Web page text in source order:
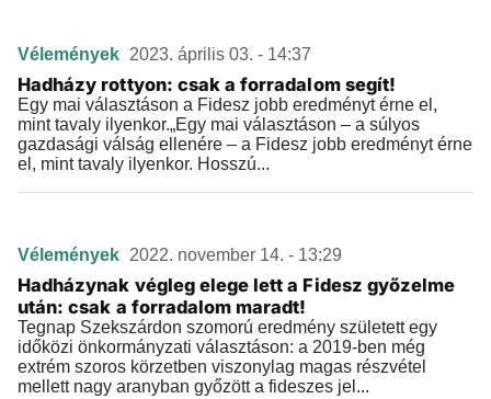
Vélemények 2023. április 03. - 14:37
Hadházy rottyon: csak a forradalom segít!
Egy mai választáson a Fidesz jobb eredményt érne el,
mint tavaly ilyenkor.„Egy mai választáson – a súlyos
gazdasági válság ellenére – a Fidesz jobb eredményt érne
el, mint tavaly ilyenkor. Hosszú...
Vélemények 2022. november 14. - 13:29
Hadházynak végleg elege lett a Fidesz győzelme
után: csak a forradalom maradt!
Tegnap Szekszárdon szomorú eredmény született egy
időközi önkormányzati választáson: a 2019-ben még
extrém szoros körzetben viszonylag magas részvétel
mellett nagy aranyban győzött a fideszes jel...